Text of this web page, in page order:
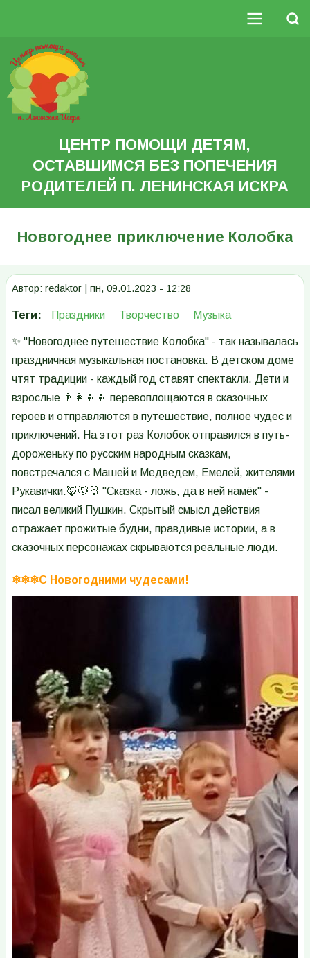
основному
содержанию
Search
Основная
навигация
ЦЕНТР ПОМОЩИ ДЕТЯМ,
ОСТАВШИМСЯ БЕЗ ПОПЕЧЕНИЯ
РОДИТЕЛЕЙ П. ЛЕНИНСКАЯ ИСКРА
Новогоднее приключение Колобка
Автор: redaktor пн, 09.01.2023 - 12:28
Теги Праздники Творчество Музыка
✨ "Новогоднее путешествие Колобка" - так называлась
праздничная музыкальная постановка. В детском доме
чтят традиции - каждый год ставят спектакли. Дети и
взрослые 👨‍👩‍👦‍👦 перевоплощаются в сказочных
героев и отправляются в путешествие, полное чудес и
приключений. На этот раз Колобок отправился в путь-
дороженьку по русским народным сказкам,
повстречался с Машей и Медведем, Емелей, жителями
Рукавички.🦊🐭🐰 "Сказка - ложь, да в ней намёк" -
писал великий Пушкин. Скрытый смысл действия
отражает прожитые будни, правдивые истории, а в
сказочных персонажах скрываются реальные люди.
❄❄❄С Новогодними чудесами!